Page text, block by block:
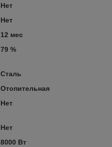
Нет
Нет
12 мес
79 %
Сталь
Отопительная
Нет
Нет
8000 Вт